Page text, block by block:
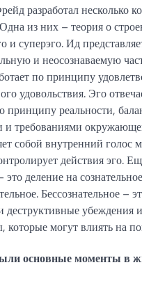
разработал несколько
из них – теория о
и суперэго. Ид
и неосознаваемую
по принципу
удовольствия. Эго
принципу реальности,
и требованиями
собой внутренний голос
действия эго.
деление на
Бессознательное –
деструктивные убеждения
которые могут влиять на
основные моменты в